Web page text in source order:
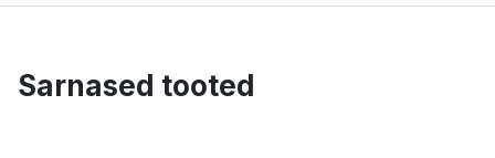
Sarnased tooted